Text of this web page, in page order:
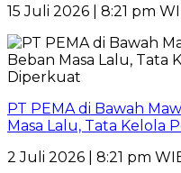
15 Juli 2026 | 8:21 pm
PT PEMA di Bawah
Masa Lalu, Tata Kelola
2 Juli 2026 | 8:21 pm